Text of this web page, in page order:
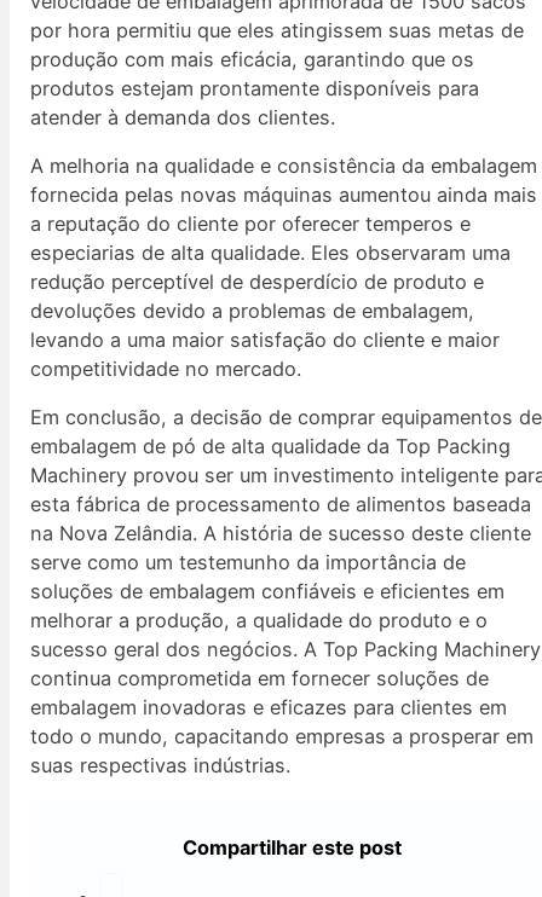
por hora permitiu que eles atingissem suas metas de
produção com mais eficácia, garantindo que os
produtos estejam prontamente disponíveis para
atender à demanda dos clientes.
A melhoria na qualidade e consistência da embalagem
fornecida pelas novas máquinas aumentou ainda mais
a reputação do cliente por oferecer temperos e
especiarias de alta qualidade. Eles observaram uma
redução perceptível de desperdício de produto e
devoluções devido a problemas de embalagem,
levando a uma maior satisfação do cliente e maior
competitividade no mercado.
Em conclusão, a decisão de comprar equipamentos de
embalagem de pó de alta qualidade da Top Packing
Machinery provou ser um investimento inteligente
esta fábrica de processamento de alimentos baseada
na Nova Zelândia. A história de sucesso deste cliente
serve como um testemunho da importância de
soluções de embalagem confiáveis e eficientes em
melhorar a produção, a qualidade do produto e o
sucesso geral dos negócios. A Top Packing Machinery
continua comprometida em fornecer soluções de
embalagem inovadoras e eficazes para clientes em
todo o mundo, capacitando empresas a prosperar em
suas respectivas indústrias.
Compartilhar este post